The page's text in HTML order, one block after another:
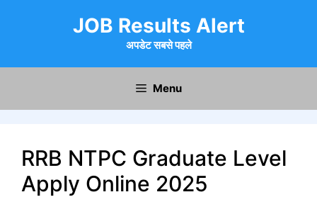
JOB Results Alert
अपडेट सबसे पहले
Menu
RRB NTPC Graduate Level
Apply Online 2025